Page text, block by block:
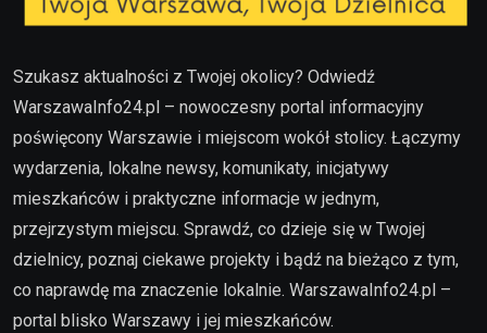
Szukasz aktualności z Twojej okolicy? Odwiedź
WarszawaInfo24.pl – nowoczesny portal informacyjny
poświęcony Warszawie i miejscom wokół stolicy. Łączymy
wydarzenia, lokalne newsy, komunikaty, inicjatywy
mieszkańców i praktyczne informacje w jednym,
przejrzystym miejscu. Sprawdź, co dzieje się w Twojej
dzielnicy, poznaj ciekawe projekty i bądź na bieżąco z tym,
co naprawdę ma znaczenie lokalnie. WarszawaInfo24.pl –
portal blisko Warszawy i jej mieszkańców.